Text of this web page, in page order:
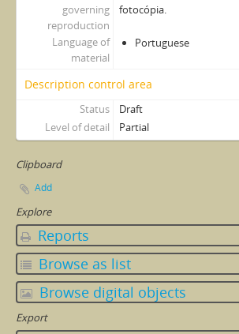
governing
reproduction
fotocópia.
Language of
material
Portuguese
Description control area
Status
Draft
Level of detail
Partial
Clipboard
Add
Explore
Reports
Browse as list
Browse digital objects
Export